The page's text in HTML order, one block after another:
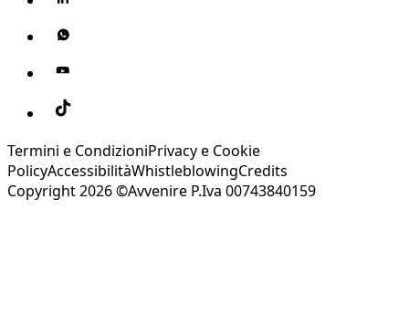
Termini e CondizioniPrivacy e Cookie
PolicyAccessibilitàWhistleblowingCredits
Copyright 2026 ©Avvenire P.Iva 00743840159